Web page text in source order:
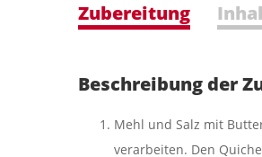
Zubereitung
Beschreibung der
Mehl und Salz mit
verarbeiten. Den